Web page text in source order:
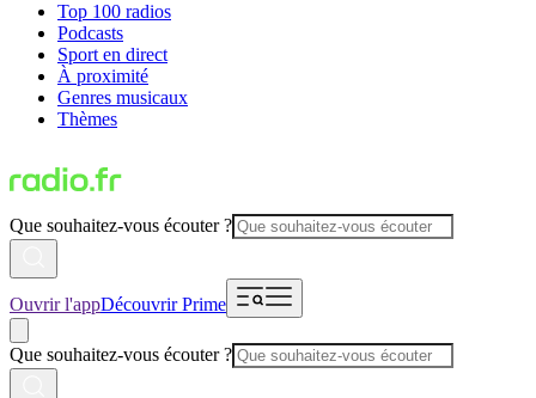
Top 100 radios
Podcasts
Sport en direct
À proximité
Genres musicaux
Thèmes
Que souhaitez-vous écouter ?
Ouvrir l'appDécouvrir Prime
Que souhaitez-vous écouter ?